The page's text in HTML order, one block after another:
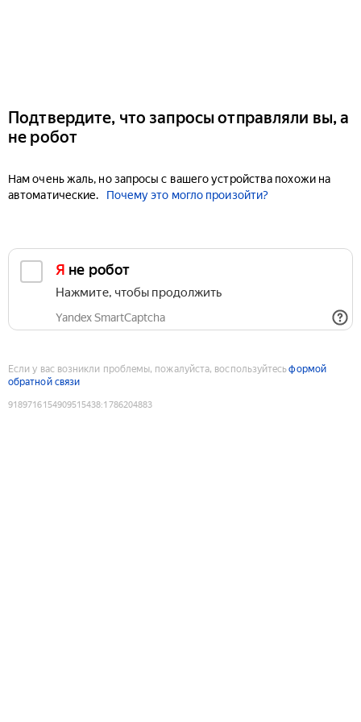
Подтвердите, что запросы отправляли вы, а
не робот
Нам очень жаль, но запросы с вашего устройства похожи на
автоматические.
Почему это могло произойти?
Я не робот
Нажмите, чтобы продолжить
Yandex SmartCaptcha
Если у вас возникли проблемы, пожалуйста, воспользуйтесьформой
обратной связи
9189716154909515438:1786204883